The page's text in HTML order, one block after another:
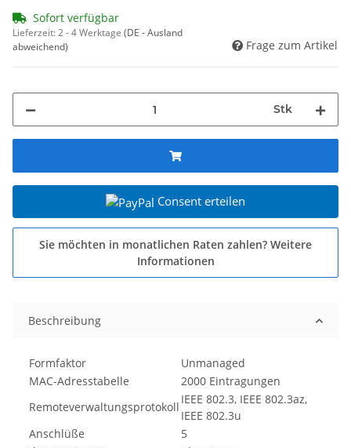
Sofort verfügbar
Lieferzeit:2 - 4 Werktage (DE - Ausland
abweichend)
Frage zum Artikel
Stk
Consent erteilen
Sie möchten in monatlichen Raten zahlen? Weitere
Informationen
Beschreibung
Formfaktor
Unmanaged
MAC-Adresstabelle
2000 Eintragungen
Remoteverwaltungsprotokoll
IEEE 802.3, IEEE 802.3az,
IEEE 802.3u
Anschlüße
5